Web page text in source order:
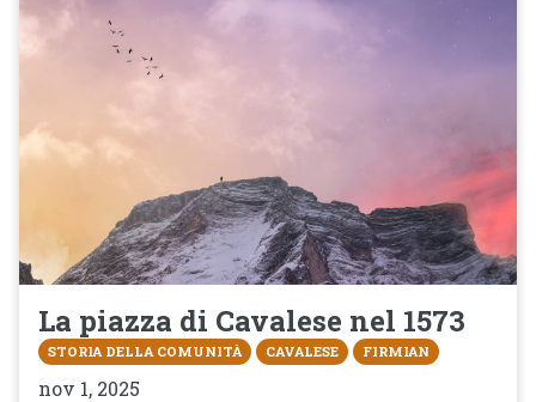
La piazza di Cavalese nel 1573
STORIA DELLA COMUNITÀ CAVALESE FIRMIAN
nov 1, 2025